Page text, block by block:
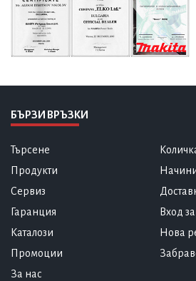
БЪРЗИ ВРЪЗКИ
Търсене
Продукти
Сервиз
Гаранция
Каталози
Промоции
За нас
Вход
Нова